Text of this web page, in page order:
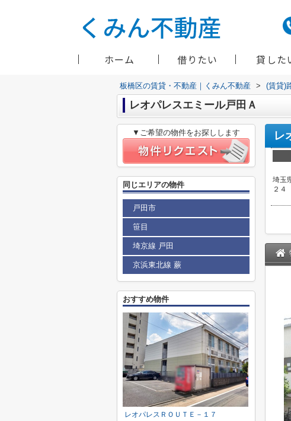
ホーム 借りたい 貸した
板橋区の賃貸・不動産｜くみん不動産 > (賃貸)
レオパレスエミール戸田Ａ
レ
埼玉
２４
▼ご希望の物件をお探しします
同じエリアの物件
戸田市
笹目
埼京線 戸田
京浜東北線 蕨
おすすめ物件
レオパレスＲＯＵＴＥ－１７